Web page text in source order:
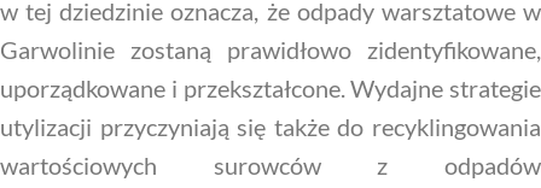
w tej dziedzinie oznacza, że odpady warsztatowe w
Garwolinie zostaną prawidłowo zidentyfikowane,
uporządkowane i przekształcone. Wydajne strategie
utylizacji przyczyniają się także do recyklingowania
wartościowych surowców z odpadów